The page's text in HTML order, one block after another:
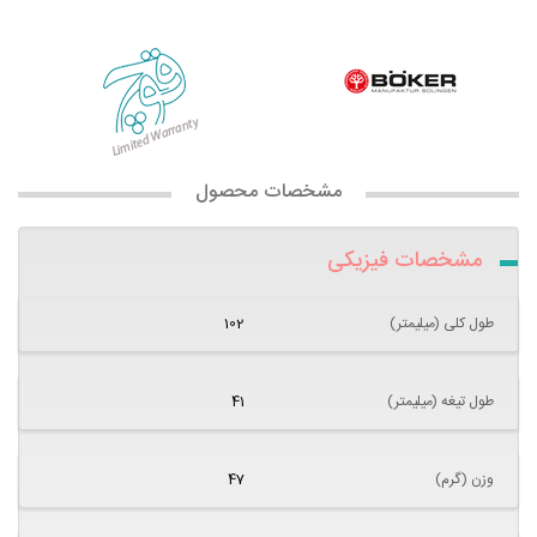
مشخصات محصول
مشخصات فیزیکی
طول کلی (میلیمتر) 102
طول تیغه (میلیمتر) 41
وزن (گرم) 47